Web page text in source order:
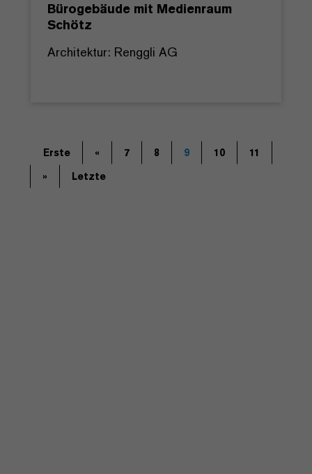
Bürogebäude mit Medienraum
Schötz
Architektur: Renggli AG
Erste « 7 8 9 10
11
»
Letzte